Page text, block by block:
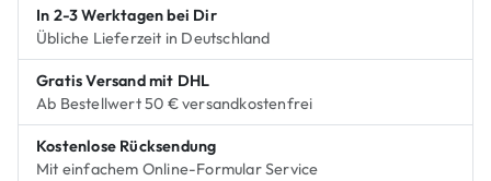
In 2-3 Werktagen bei Dir
Übliche Lieferzeit in Deutschland
Gratis Versand mit DHL
Ab Bestellwert 50 € versandkostenfrei
Kostenlose Rücksendung
Mit einfachem Online-Formular Service